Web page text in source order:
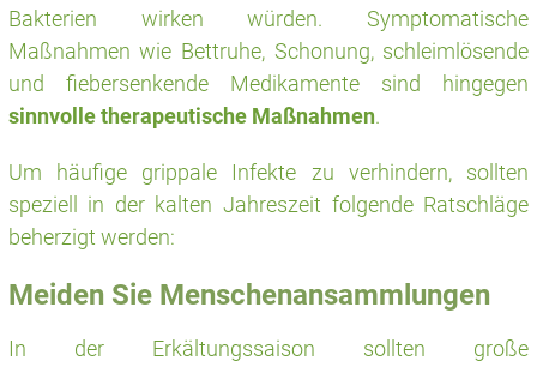
Bakterien wirken würden. Symptomatische
Maßnahmen wie Bettruhe, Schonung, schleimlösende
und fiebersenkende Medikamente sind hingegen
sinnvolle therapeutische Maßnahmen.
Um häufige grippale Infekte zu verhindern, sollten
speziell in der kalten Jahreszeit folgende Ratschläge
beherzigt werden:
Meiden Sie Menschenansammlungen
In der Erkältungssaison sollten große